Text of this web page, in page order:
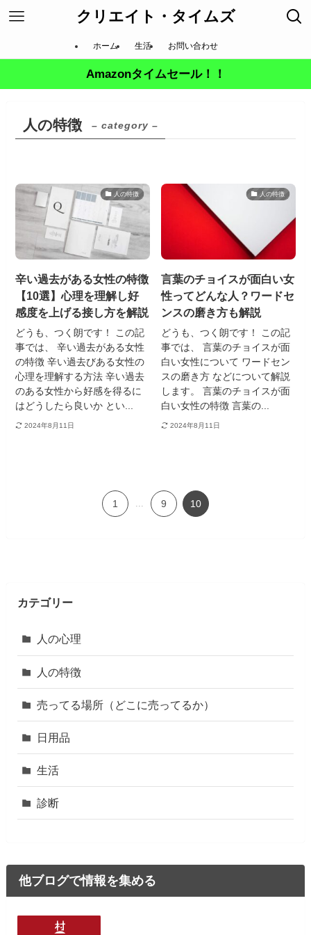
クリエイト・タイムズ
ホーム 生活 お問い合わせ
Amazonタイムセール！！
人の特徴 – category –
人の特徴
辛い過去がある女性の特徴
【10選】心理を理解し好
感度を上げる接し方を解説
どうも、つく朗です！ この記
事では、 辛い過去がある女性
の特徴 辛い過去びある女性の
心理を理解する方法 辛い過去
のある女性から好感を得るに
はどうしたら良いか とい...
2024年8月11日
人の特徴
言葉のチョイスが面白い女
性ってどんな人？ワードセ
ンスの磨き方も解説
どうも、つく朗です！ この記
事では、 言葉のチョイスが面
白い女性について ワードセン
スの磨き方 などについて解説
します。 言葉のチョイスが面
白い女性の特徴 言葉の...
2024年8月11日
1 ... 9 10
カテゴリー
人の心理
人の特徴
売ってる場所（どこに売ってるか）
日用品
生活
診断
他ブログで情報を集める